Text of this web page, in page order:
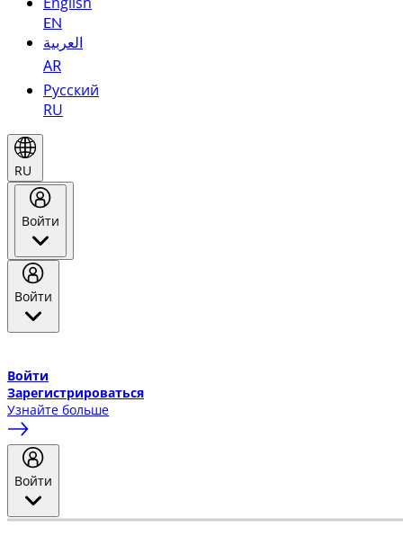
EN
العربية
AR
Русский
RU
RU
Войти
Войти
Войти
Зарегистрироваться
Узнайте больше
Войти